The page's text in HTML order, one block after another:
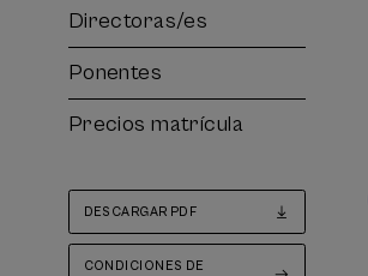
Directoras/es
Ponentes
Precios matrícula
DESCARGAR PDF
CONDICIONES DE